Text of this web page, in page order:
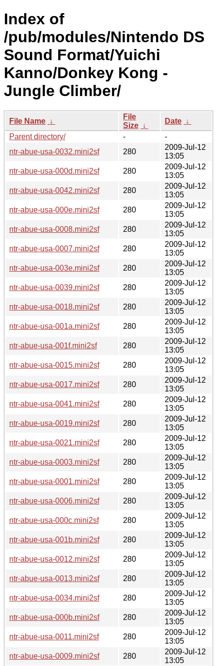
Index of
/pub/modules/Nintendo DS
Sound Format/Yuichi
Kanno/Donkey Kong -
Jungle Climber/
File Name ↓
File
Size ↓
Date ↓
Parent directory/
-
-
ntr-abue-usa-0032.mini2sf
280
2009-Jul-12
13:05
ntr-abue-usa-000d.mini2sf
280
2009-Jul-12
13:05
ntr-abue-usa-0042.mini2sf
280
2009-Jul-12
13:05
ntr-abue-usa-000e.mini2sf
280
2009-Jul-12
13:05
ntr-abue-usa-0008.mini2sf
280
2009-Jul-12
13:05
ntr-abue-usa-0007.mini2sf
280
2009-Jul-12
13:05
ntr-abue-usa-003e.mini2sf
280
2009-Jul-12
13:05
ntr-abue-usa-0039.mini2sf
280
2009-Jul-12
13:05
ntr-abue-usa-0018.mini2sf
280
2009-Jul-12
13:05
ntr-abue-usa-001a.mini2sf
280
2009-Jul-12
13:05
ntr-abue-usa-001f.mini2sf
280
2009-Jul-12
13:05
ntr-abue-usa-0015.mini2sf
280
2009-Jul-12
13:05
ntr-abue-usa-0017.mini2sf
280
2009-Jul-12
13:05
ntr-abue-usa-0041.mini2sf
280
2009-Jul-12
13:05
ntr-abue-usa-0019.mini2sf
280
2009-Jul-12
13:05
ntr-abue-usa-0021.mini2sf
280
2009-Jul-12
13:05
ntr-abue-usa-0003.mini2sf
280
2009-Jul-12
13:05
ntr-abue-usa-0001.mini2sf
280
2009-Jul-12
13:05
ntr-abue-usa-0006.mini2sf
280
2009-Jul-12
13:05
ntr-abue-usa-000c.mini2sf
280
2009-Jul-12
13:05
ntr-abue-usa-001b.mini2sf
280
2009-Jul-12
13:05
ntr-abue-usa-0012.mini2sf
280
2009-Jul-12
13:05
ntr-abue-usa-0013.mini2sf
280
2009-Jul-12
13:05
ntr-abue-usa-0034.mini2sf
280
2009-Jul-12
13:05
ntr-abue-usa-000b.mini2sf
280
2009-Jul-12
13:05
ntr-abue-usa-0011.mini2sf
280
2009-Jul-12
13:05
ntr-abue-usa-0009.mini2sf
280
2009-Jul-12
13:05